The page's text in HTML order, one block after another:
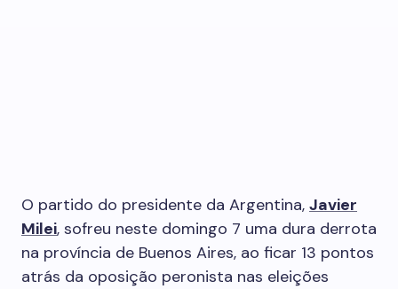
O partido do presidente da Argentina, Javier
Milei, sofreu neste domingo 7 uma dura derrota
na província de Buenos Aires, ao ficar 13 pontos
atrás da oposição peronista nas eleições